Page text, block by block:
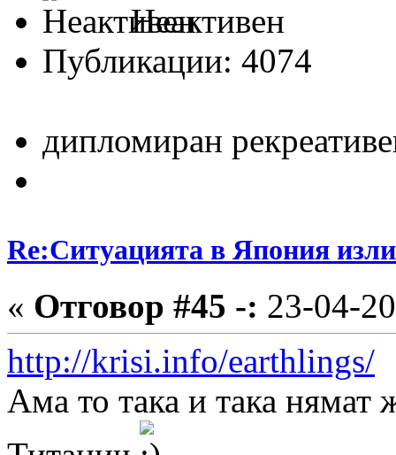
Неактивен
Публикации: 4074
дипломиран
Re:Ситуацията в Япония
« Отговор #45 -: 23-04-
http://krisi.info/earthlings/
Ама то така и така нямат